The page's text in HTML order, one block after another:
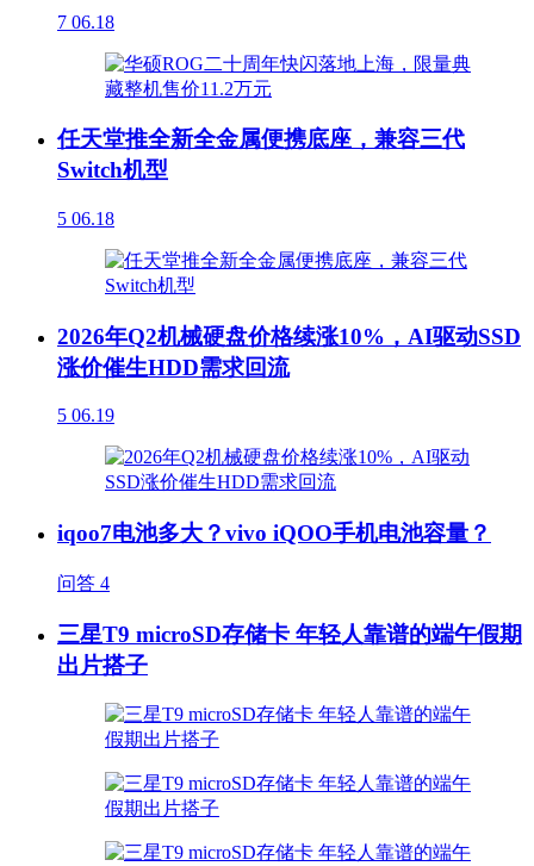
7 06.18
任天堂推全新全金属便携底座，兼容三代
Switch机型
5 06.18
2026年Q2机械硬盘价格续涨10%，AI驱动SSD
涨价催生HDD需求回流
5 06.19
iqoo7电池多大？vivo iQOO手机电池容量？
问答 4
三星T9 microSD存储卡 年轻人靠谱的端午假期
出片搭子